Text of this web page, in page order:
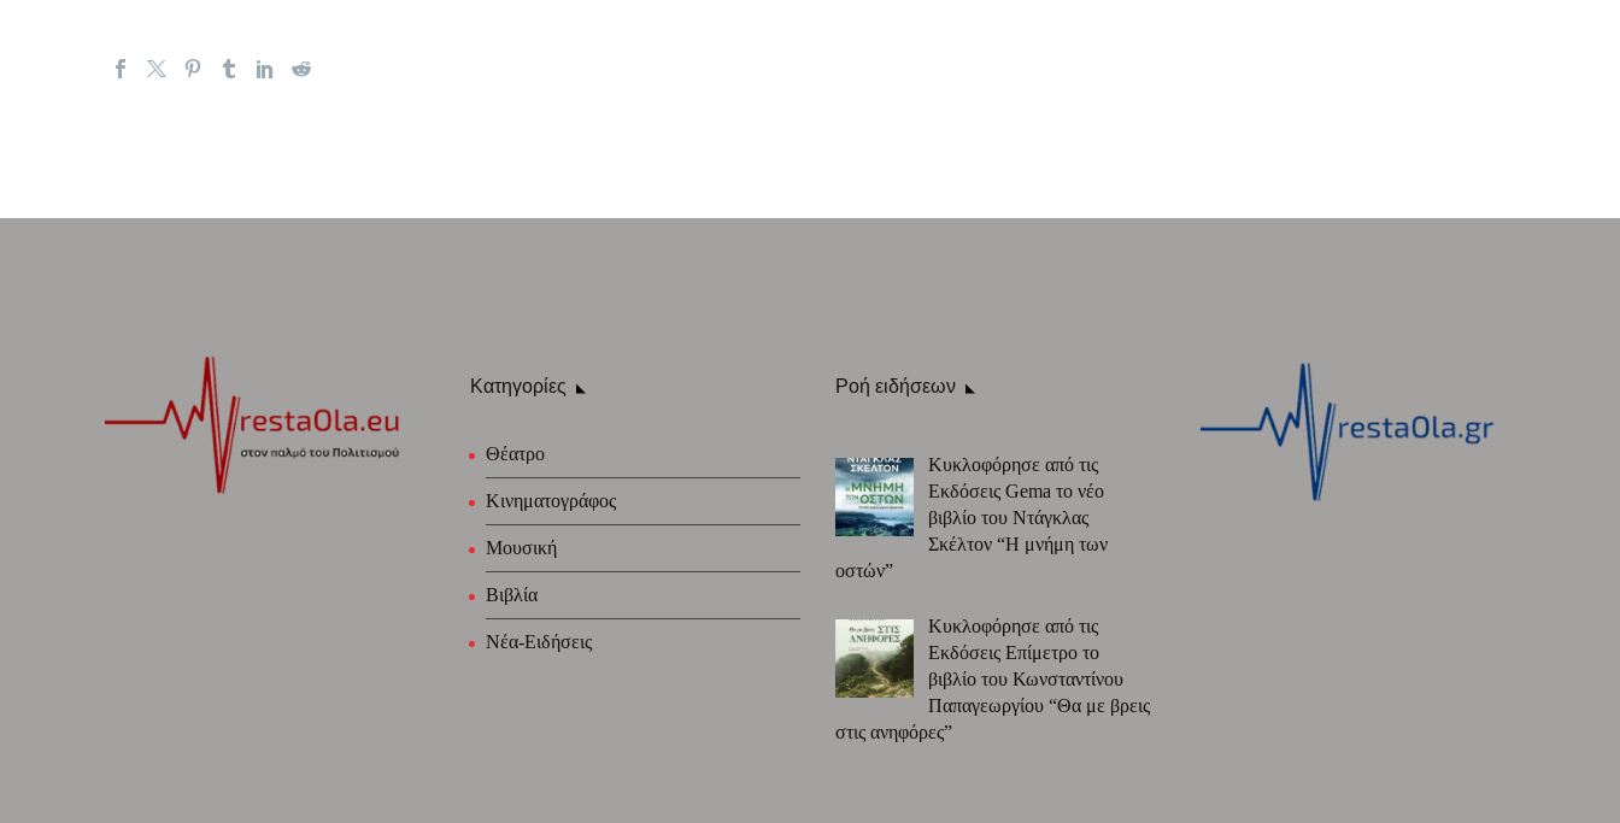
Κατηγορίες
Θέατρο
Κινηματογράφος
Μουσική
Βιβλία
Νέα-Ειδήσεις
Ροή ειδήσεων
Κυκλοφόρησε από τις
Εκδόσεις Gema το νέο
βιβλίο του Ντάγκλας
Σκέλτον “Η μνήμη των
οστών”
Κυκλοφόρησε από τις
Εκδόσεις Επίμετρο το
βιβλίο του Κωνσταντίνου
Παπαγεωργίου “Θα με βρεις
στις ανηφόρες”